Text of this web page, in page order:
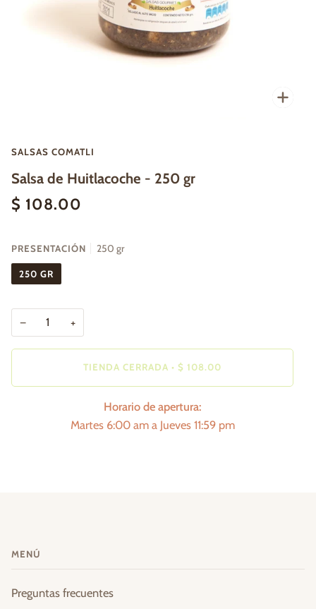
SALSAS COMATLI
Salsa de Huitlacoche - 250 gr
$ 108.00
PRESENTACIÓN 250 gr
250 GR
− +
TIENDA CERRADA • $ 108.00
Horario de apertura:
Martes 6:00 am a Jueves 11:59 pm
MENÚ
Preguntas frecuentes